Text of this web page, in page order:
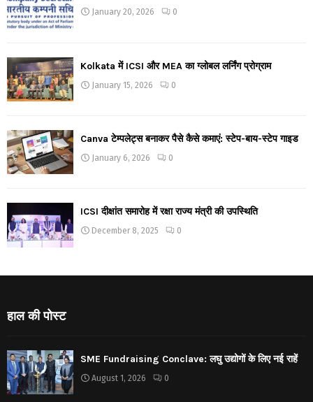
January 20, 2026 0
Kolkata में ICSI और MEA का ग्लोबल लर्निंग प्रोग्राम
January 15, 2026 0
Canva टेम्पलेट्स बनाकर पैसे कैसे कमाएं: स्टेप-बाय-स्टेप गाइड
January 6, 2026 0
ICSI दीक्षांत समारोह में रक्षा राज्य मंत्री की उपस्थिति
December 8, 2025 0
हाल की पोस्ट
SME Fundraising Conclave: लघु उद्योगों के लिए नई राहें
August 1, 2026 0